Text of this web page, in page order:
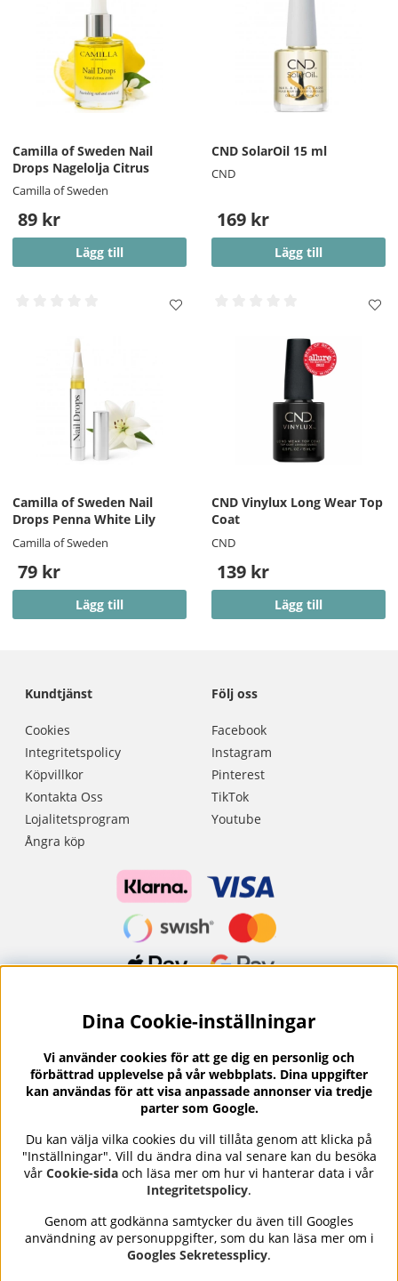
Camilla of Sweden Nail
Drops Nagelolja Citrus
Camilla of Sweden
89 kr
Lägg till
CND SolarOil 15 ml
CND
169 kr
Lägg till
Camilla of Sweden Nail
Drops Penna White Lily
Camilla of Sweden
79 kr
Lägg till
CND Vinylux Long Wear Top
Coat
CND
139 kr
Lägg till
Kundtjänst
Cookies
Integritetspolicy
Köpvillkor
Kontakta Oss
Lojalitetsprogram
Ångra köp
Följ oss
Facebook
Instagram
Pinterest
TikTok
Youtube
Nyhetsbrev?
I vårt nyhetsbrev får du ta del av nyheter och
erbjudanden.
Se våra omdömen på⭐ Trustpilot
Nails Body and Beautyerbjuder professionell hudvård,
nagellack och makeup från ledande varumärken som OPI,
Dina Cookie-inställningar
Vi använder cookies för att ge dig en personlig och
förbättrad upplevelse på vår webbplats. Dina uppgifter
kan användas för att visa anpassade annonser via tredje
parter som Google.
Du kan välja vilka cookies du vill tillåta genom att klicka på
"Inställningar". Vill du ändra dina val senare kan du besöka
vår Cookie-sida och läsa mer om hur vi hanterar data i vår
Integritetspolicy.
Genom att godkänna samtycker du även till Googles
användning av personuppgifter, som du kan läsa mer om i
Googles Sekretessplicy.